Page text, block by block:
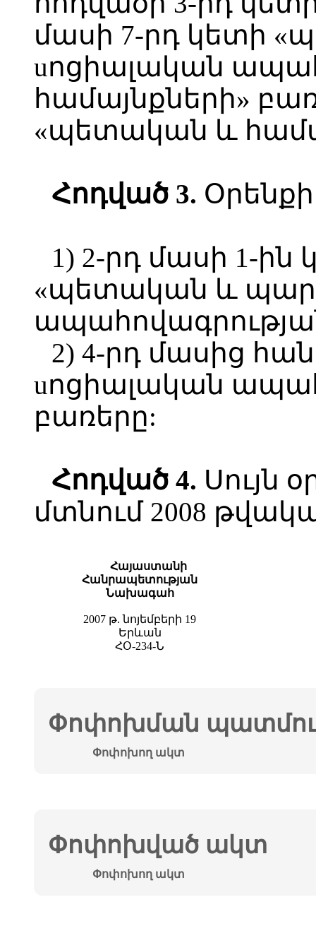
մասի 7-րդ կետի
uոցիալական
համայնքների»
«պետական և
Հոդված 3.
1) 2-րդ մասի 1-ին
«պետական և
2) 4-րդ մասից
uոցիալական
բառերը:
Հոդված 4. Սույն
մտնում 2008
Հայաստանի
Հանրապետության
Նախագահ
2007 թ. նոյեմբերի 19
Երևան
ՀՕ-234-Ն
Փոփոխման
Փոփոխող ակտ
Փոփոխված ակտ
Փոփոխող ակտ